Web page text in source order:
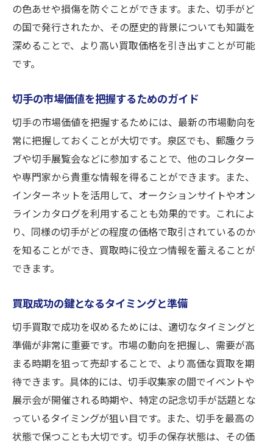
タイミングを逃さないための注意点
泉区の切手買取店選びで失敗しないためのポイ
ント
泉区で評判の良い買取店の特徴
口コミと評判を活用した店舗選び
泉区に根付いた店舗のメリット
買取店のサービス内容を比較する方法
あなたの切手コレクションが泉区で輝くための
査定準備
査定前に知っておくべき基本事項
コレクションの価値を高めるための手入れ
買取価格を上げるための整理術
査定の際に質問すべきポイント
泉区の切手買取で信頼できるパートナーの見つ
け方
信頼性の高い業者の選び方
泉区での長年の実績を持つ買取店の探し方
の色あせや損傷を防ぐことができます。また、切手がど
の国で発行されたか、その歴史的背景についても知識を
深めることで、より高い買取価格を引き出すことが可能
です。
切手の市場価値を把握するためのガイド
切手の市場価値を把握するためには、最新の市場動向を
常に把握しておくことが大切です。泉区でも、郵趣クラ
ブや切手展覧会などに参加することで、他のコレクター
や専門家から貴重な情報を得ることができます。また、
インターネットを活用して、オークションサイトやオン
ラインカタログを利用することも効果的です。これによ
り、同様の切手がどの程度の価格で取引されているのか
を知ることができ、買取時に役立つ情報を蓄えることが
できます。
買取成功の鍵となるタイミングと準備
切手買取で成功を収めるためには、適切なタイミングと
準備が非常に重要です。市場の動向を把握し、需要が高
まる時期を狙って売却することで、より高価な買取を期
待できます。具体的には、切手収集家の間でイベントや
展示会が開催される時期や、特定の記念切手が話題とな
っているタイミングが狙い目です。また、切手を最高の
状態で保つことも大切です。切手の保存状態は、その価